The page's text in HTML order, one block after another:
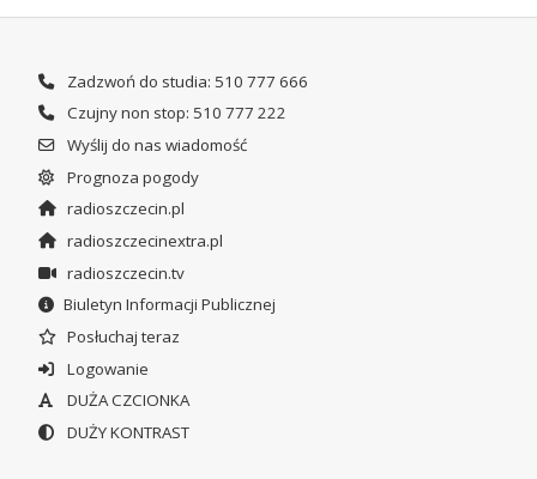
Zadzwoń do studia: 510 777 666
Czujny non stop: 510 777 222
Wyślij do nas wiadomość
Prognoza pogody
radioszczecin.pl
radioszczecinextra.pl
radioszczecin.tv
Biuletyn Informacji Publicznej
Posłuchaj teraz
Logowanie
DUŻA CZCIONKA
DUŻY KONTRAST